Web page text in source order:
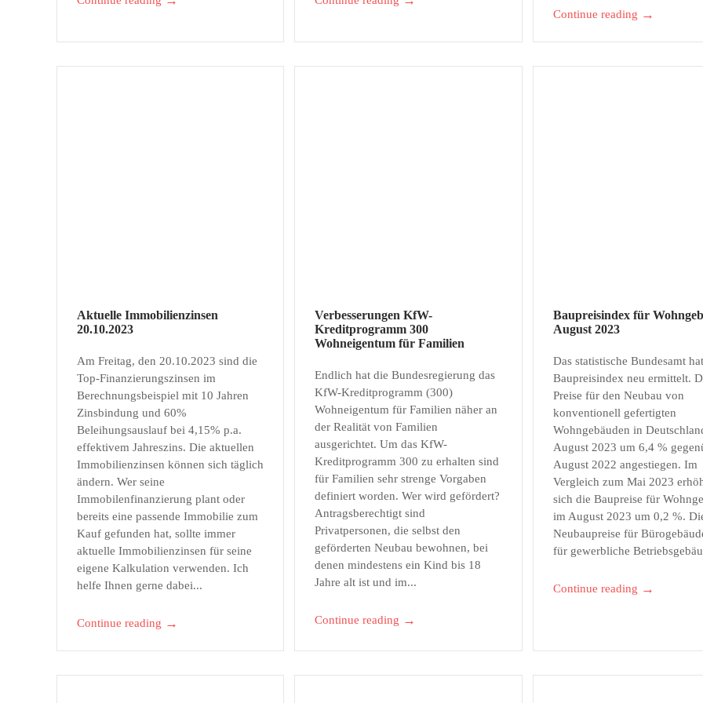
Continue reading →
Aktuelle Immobilienzinsen
20.10.2023
Am Freitag, den 20.10.2023 sind die
Top-Finanzierungszinsen im
Berechnungsbeispiel mit 10 Jahren
Zinsbindung und 60%
Beleihungsauslauf bei 4,15% p.a.
effektivem Jahreszins. Die aktuellen
Immobilienzinsen können sich täglich
ändern. Wer seine
Immobilenfinanzierung plant oder
bereits eine passende Immobilie zum
Kauf gefunden hat, sollte immer
aktuelle Immobilienzinsen für seine
eigene Kalkulation verwenden. Ich
helfe Ihnen gerne dabei...
Continue reading →
Verbesserungen KfW-
Kreditprogramm 300
Wohneigentum für Familien
Endlich hat die Bundesregierung das
KfW-Kreditprogramm (300)
Wohneigentum für Familien näher an
der Realität von Familien
ausgerichtet. Um das KfW-
Kreditprogramm 300 zu erhalten sind
für Familien sehr strenge Vorgaben
definiert worden. Wer wird gefördert?
Antragsberechtigt sind
Privatpersonen, die selbst den
geförderten Neubau bewohnen, bei
denen mindestens ein Kind bis 18
Jahre alt ist und im...
Continue reading →
Baupreisindex für
August 2023
Das statistische Bundesamt
Baupreisindex neu ermittelt.
Preise für den Neubau von
konventionell gefertigten
Wohngebäuden in
August 2023 um 6,4 %
August 2022 angestiegen. Im
Vergleich zum Mai 2023
sich die Baupreise für
im August 2023 um 0,2 %.
Neubaupreise für
für gewerbliche
Continue reading →